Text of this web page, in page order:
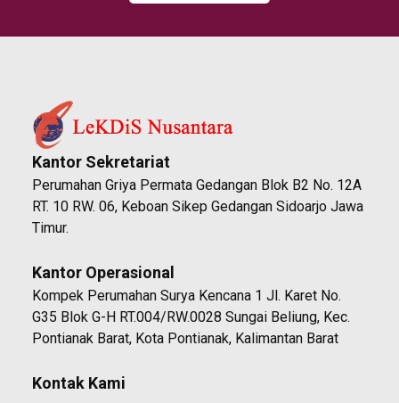
Kantor Sekretariat
Perumahan Griya Permata Gedangan Blok B2 No. 12A
RT. 10 RW. 06, Keboan Sikep Gedangan Sidoarjo Jawa
Timur.
Kantor Operasional
Kompek Perumahan Surya Kencana 1 Jl. Karet No.
G35 Blok G-H RT.004/RW.0028 Sungai Beliung, Kec.
Pontianak Barat, Kota Pontianak, Kalimantan Barat
Kontak Kami